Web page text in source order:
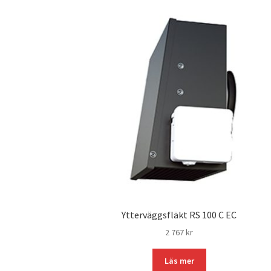
Ytterväggsfläkt RS 100 C EC
2 767kr
Läs mer